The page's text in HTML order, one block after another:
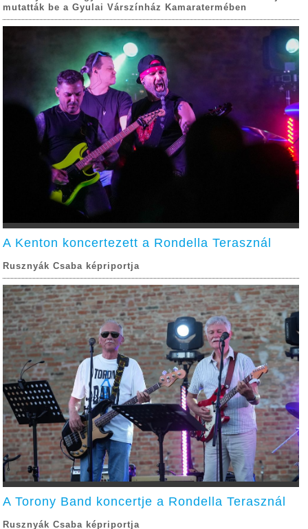
mutatták be a Gyulai Várszínház Kamaratermében
A Kenton koncertezett a Rondella Terasznál
Rusznyák Csaba képriportja
A Torony Band koncertje a Rondella Terasznál
Rusznyák Csaba képriportja